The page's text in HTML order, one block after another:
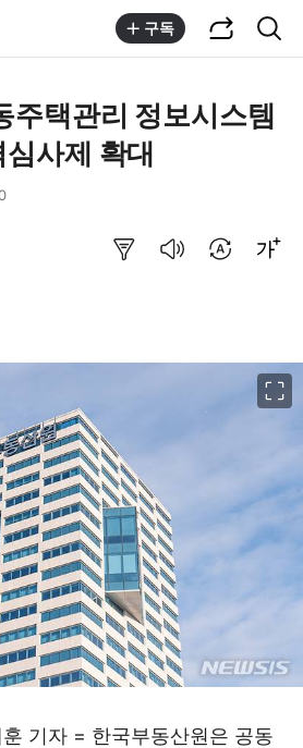
구독
주택관리 정보시스템
사제 확대
기자 = 한국부동산원은 공동